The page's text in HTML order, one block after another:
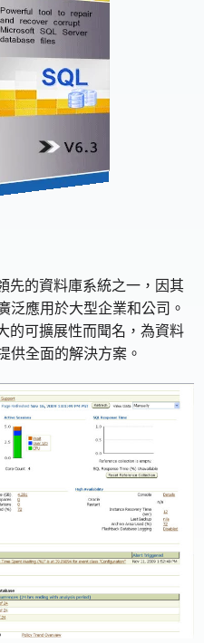
先的資料庫系統之一，因其
泛應用於大型企業和公司。
的可擴展性而聞名，為資料
供全面的解決方案。